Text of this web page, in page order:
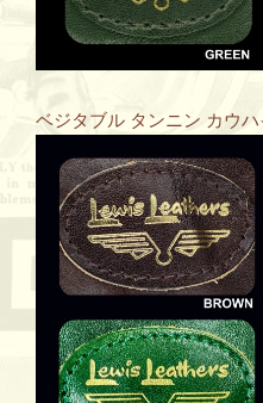
ベジタブル タンニン カウ